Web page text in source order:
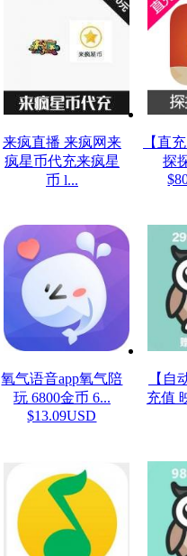
来疯直播 来疯网来
疯星币代充来疯星
币 l...
【直
探
氧气语音app氧气陪
玩 6800金币 6...
$13.09USD
【自
充值